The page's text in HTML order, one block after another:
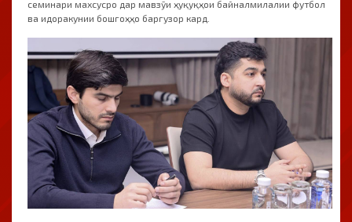
семинари махсусро дар мавзӯи ҳуқуқҳои байналмилалии футбол
ва идоракунии бошгоҳҳо баргузор кард.